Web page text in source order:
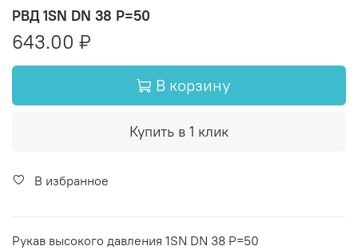
РВД 1SN DN 38 P=50
643.00 ₽
В корзину
Купить в 1 клик
В избранное
Рукав высокого давления 1SN DN 38 P=50